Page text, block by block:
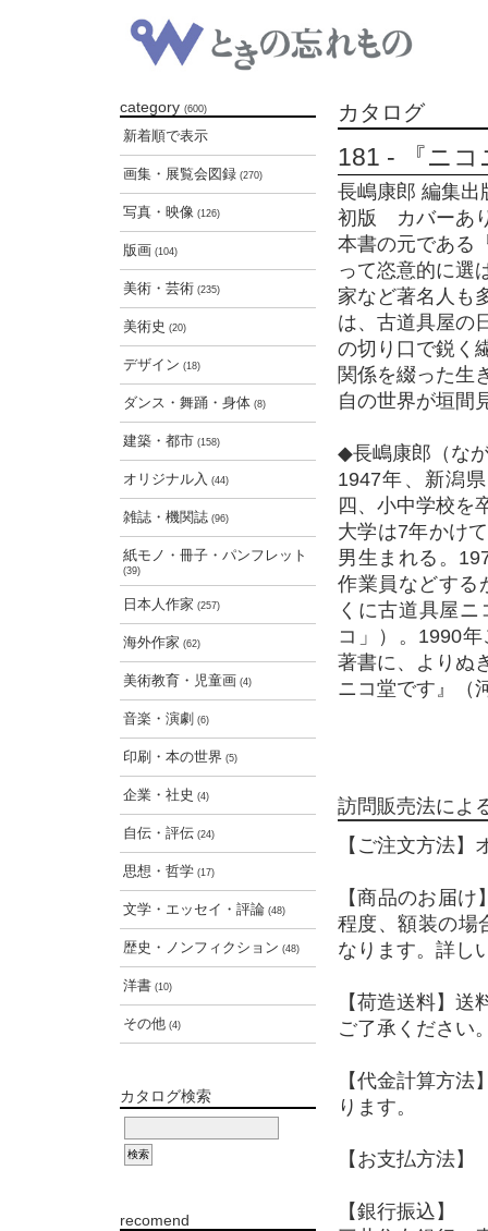
category (600)
新着順で表示
画集・展覧会図録 (270)
写真・映像 (126)
版画 (104)
美術・芸術 (235)
美術史 (20)
デザイン (18)
ダンス・舞踊・身体 (8)
建築・都市 (158)
オリジナル入 (44)
雑誌・機関誌 (96)
紙モノ・冊子・パンフレット
(39)
日本人作家 (257)
海外作家 (62)
美術教育・児童画 (4)
音楽・演劇 (6)
印刷・本の世界 (5)
企業・社史 (4)
自伝・評伝 (24)
思想・哲学 (17)
文学・エッセイ・評論 (48)
歴史・ノンフィクション (48)
洋書 (10)
その他 (4)
カタログ検索
recomend
カタログ
181 - 『ニコ
長嶋康郎 編集出
初版 カバーあ
本書の元である
って恣意的に選
家など著名人も
は、古道具屋の
の切り口で鋭く
関係を綴った生
自の世界が垣間
◆長嶋康郎（な
1947年、新潟
四、小中学校を
大学は7年かけ
男生まれる。
作業員などする
くに古道具屋
コ」）。1990
著書に、よりぬ
ニコ堂です』（
訪問販売法によ
【ご注文方法
【商品のお届
程度、額装の場
なります。詳し
【荷造送料】
ご了承ください
【代金計算方
ります。
【お支払方法】
【銀行振込】